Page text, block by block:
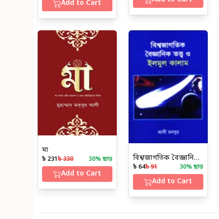
Add to Cart
মা
৳ 231৳ 330 30% ছাড়
Add to Cart
বিশ্বজাগতিক বৈজ্ঞানিক তত্ত্ব ও ইলমুল কালাম
৳ 64৳ 91 30% ছাড়
Add to Cart